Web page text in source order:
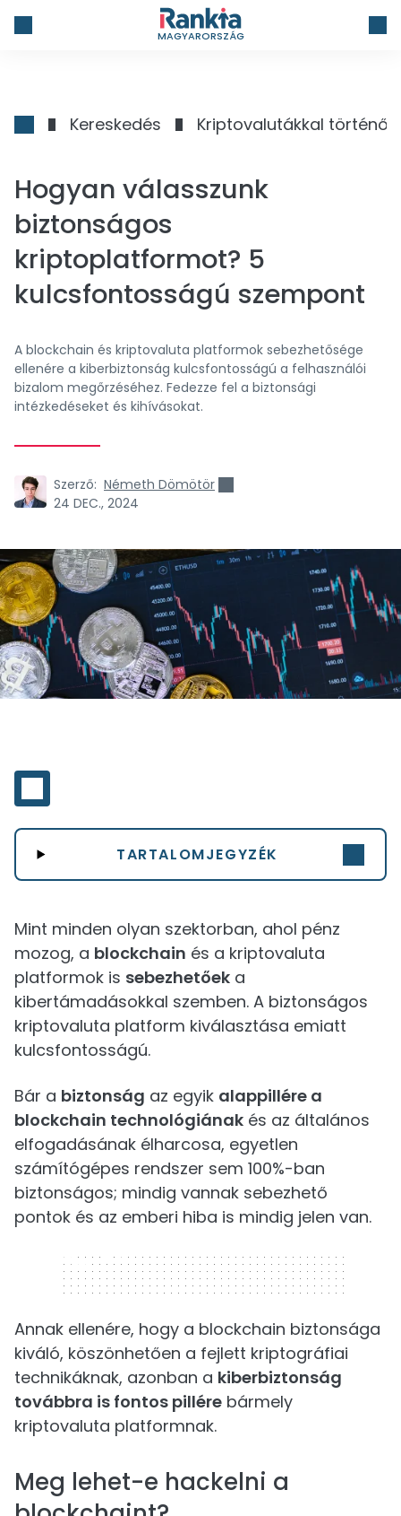
MAGYARORSZÁG
Kereskedés Kriptovalutákkal történő
Hogyan válasszunk
biztonságos
kriptoplatformot? 5
kulcsfontosságú szempont
A blockchain és kriptovaluta platformok sebezhetősége
ellenére a kiberbiztonság kulcsfontosságú a felhasználói
bizalom megőrzéséhez. Fedezze fel a biztonsági
intézkedéseket és kihívásokat.
Szerző: Németh Dömötör
24 DEC., 2024
TARTALOMJEGYZÉK
Mint minden olyan szektorban, ahol pénz
mozog, a blockchain és a kriptovaluta
platformok is sebezhetőek a
kibertámadásokkal szemben. A biztonságos
kriptovaluta platform kiválasztása emiatt
kulcsfontosságú.
Bár a biztonság az egyik alappillére a
blockchain technológiának és az általános
elfogadásának élharcosa, egyetlen
számítógépes rendszer sem 100%-ban
biztonságos; mindig vannak sebezhető
pontok és az emberi hiba is mindig jelen van.
320 x 50
Annak ellenére, hogy a blockchain biztonsága
kiváló, köszönhetően a fejlett kriptográfiai
technikáknak, azonban a kiberbiztonság
továbbra is fontos pillére bármely
kriptovaluta platformnak.
Meg lehet-e hackelni a